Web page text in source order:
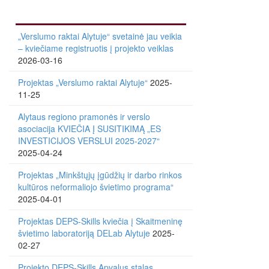
„Verslumo raktai Alytuje“ svetainė jau veikia
– kviečiame registruotis į projekto veiklas
2026-03-16
Projektas „Verslumo raktai Alytuje“ 2025-
11-25
Alytaus regiono pramonės ir verslo
asociacija KVIEČIA Į SUSITIKIMĄ „ES
INVESTICIJOS VERSLUI 2025-2027“
2025-04-24
Projektas „Minkštųjų įgūdžių ir darbo rinkos
kultūros neformaliojo švietimo programa“
2025-04-01
Projektas DEPS-Skills kviečia į Skaitmeninę
švietimo laboratoriją DELab Alytuje 2025-
02-27